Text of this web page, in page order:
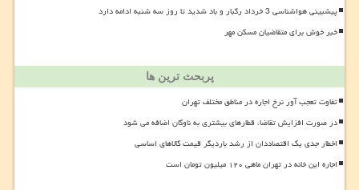
پیشبینی هواشناسی 3 خرداد رگبار و باد شدید تا روز سه شنبه ادامه دارد
خبر خوش برای متقاضیان مسکن مهر
پربحث ترین ها
تفاوت تعجب آور نرخ اجاره در مناطق مختلف تهران
در صورت افزایش تقاضا، قطارهای بیشتری به ناوگان اضافه می شود
اخطار جدی یک اقتصاددان از رشد باردیگر قیمت کالاهای اساسی
اجاره این خانه در تهران ماهی ۱۲۰ میلیون تومان است